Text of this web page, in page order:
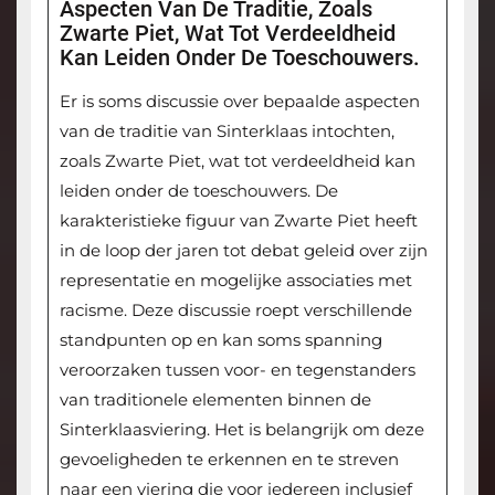
Aspecten Van De Traditie, Zoals
Zwarte Piet, Wat Tot Verdeeldheid
Kan Leiden Onder De Toeschouwers.
Er is soms discussie over bepaalde aspecten
van de traditie van Sinterklaas intochten,
zoals Zwarte Piet, wat tot verdeeldheid kan
leiden onder de toeschouwers. De
karakteristieke figuur van Zwarte Piet heeft
in de loop der jaren tot debat geleid over zijn
representatie en mogelijke associaties met
racisme. Deze discussie roept verschillende
standpunten op en kan soms spanning
veroorzaken tussen voor- en tegenstanders
van traditionele elementen binnen de
Sinterklaasviering. Het is belangrijk om deze
gevoeligheden te erkennen en te streven
naar een viering die voor iedereen inclusief